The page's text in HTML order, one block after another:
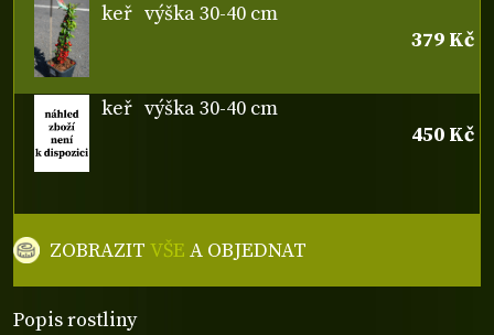
Popis rostliny
keř výška 30-40 cm
379 Kč
keř výška 30-40 cm
450 Kč
ZOBRAZITVŠE A OBJEDNAT